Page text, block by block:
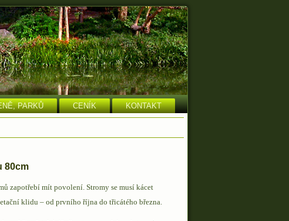
PARKŮ CENÍK KONTAKT
80cm
zapotřebí mít povolení. Stromy se musí kácet
klidu – od prvního října do třicátého března.